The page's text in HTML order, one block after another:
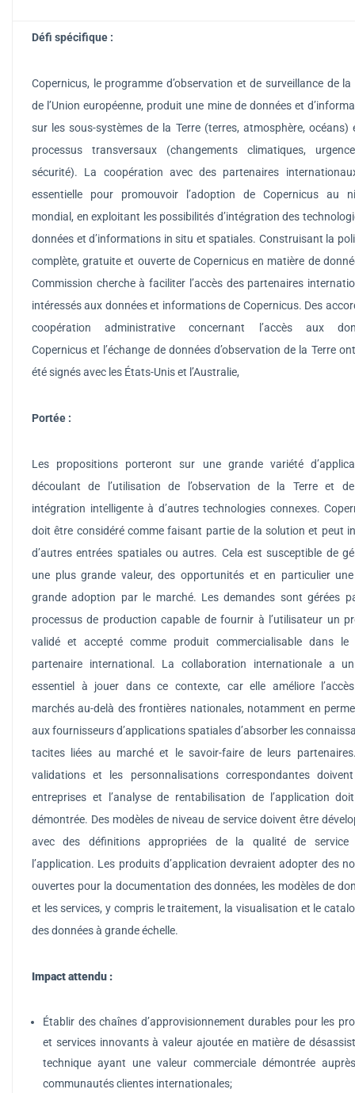
Défi spécifique :
Copernicus, le programme d’observation et de surveillance de la
de l’Union européenne, produit une mine de données et
sur les sous-systèmes de la Terre (terres, atmosphère, océans)
processus transversaux (changements climatiques,
sécurité). La coopération avec des partenaires
essentielle pour promouvoir l’adoption de Copernicus au
mondial, en exploitant les possibilités d’intégration des
données et d’informations in situ et spatiales. Construisant la
complète, gratuite et ouverte de Copernicus en matière de
Commission cherche à faciliter l’accès des partenaires
intéressés aux données et informations de Copernicus. Des
coopération administrative concernant l’accès aux
Copernicus et l’échange de données d’observation de la Terre
été signés avec les États-Unis et l’Australie,
Portée :
Les propositions porteront sur une grande variété
découlant de l’utilisation de l’observation de la Terre et
intégration intelligente à d’autres technologies connexes.
doit être considéré comme faisant partie de la solution et peut
d’autres entrées spatiales ou autres. Cela est susceptible de
une plus grande valeur, des opportunités et en particulier
grande adoption par le marché. Les demandes sont gérées
processus de production capable de fournir à l’utilisateur un
validé et accepté comme produit commercialisable dans le
partenaire international. La collaboration internationale a
essentiel à jouer dans ce contexte, car elle améliore
marchés au-delà des frontières nationales, notamment en
aux fournisseurs d’applications spatiales d’absorber les
tacites liées au marché et le savoir-faire de leurs
validations et les personnalisations correspondantes
entreprises et l’analyse de rentabilisation de l’application
démontrée. Des modèles de niveau de service doivent être
avec des définitions appropriées de la qualité de service
l’application. Les produits d’application devraient adopter des
ouvertes pour la documentation des données, les modèles de
et les services, y compris le traitement, la visualisation et le
des données à grande échelle.
Impact attendu :
Établir des chaînes d’approvisionnement durables pour les
et services innovants à valeur ajoutée en matière de
technique ayant une valeur commerciale démontrée
communautés clientes internationales;